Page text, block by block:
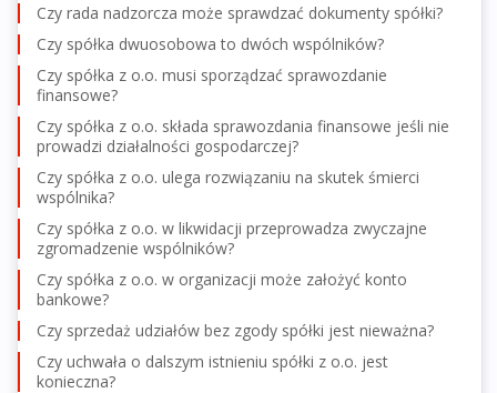
Czy rada nadzorcza może sprawdzać dokumenty spółki?
Czy spółka dwuosobowa to dwóch wspólników?
Czy spółka z o.o. musi sporządzać sprawozdanie
finansowe?
Czy spółka z o.o. składa sprawozdania finansowe jeśli nie
prowadzi działalności gospodarczej?
Czy spółka z o.o. ulega rozwiązaniu na skutek śmierci
wspólnika?
Czy spółka z o.o. w likwidacji przeprowadza zwyczajne
zgromadzenie wspólników?
Czy spółka z o.o. w organizacji może założyć konto
bankowe?
Czy sprzedaż udziałów bez zgody spółki jest nieważna?
Czy uchwała o dalszym istnieniu spółki z o.o. jest
konieczna?